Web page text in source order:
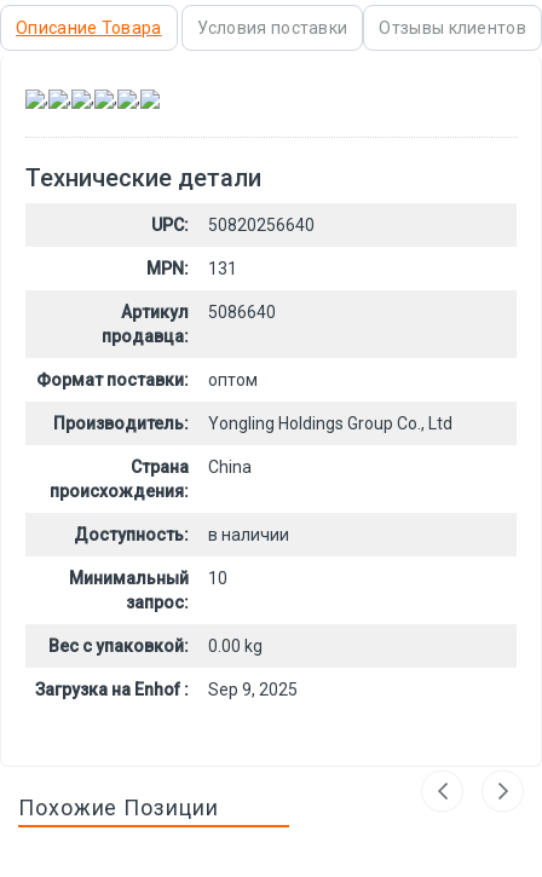
Описание Товара Условия поставки Отзывы клиентов
, , , , ,
Технические детали
UPC: 50820256640
MPN: 131
Артикул
продавца:
5086640
Формат поставки: оптом
Производитель: Yongling Holdings Group Co., Ltd
Страна
происхождения:
China
Доступность: в наличии
Минимальный
запрос:
10
Вес с упаковкой: 0.00 kg
Загрузка на Enhof : Sep 9, 2025
Похожие Позиции